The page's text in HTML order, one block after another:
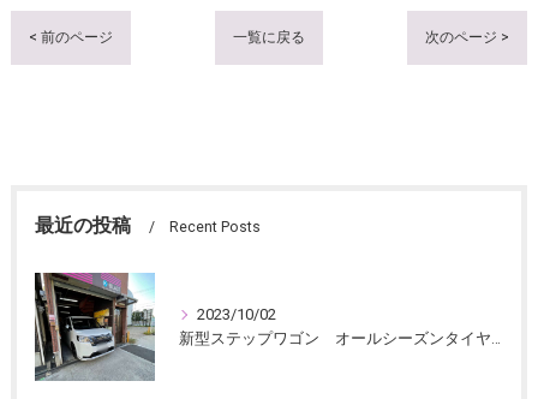
< 前のページ 一覧に戻る 次のページ >
最近の投稿 Recent Posts
2023/10/02